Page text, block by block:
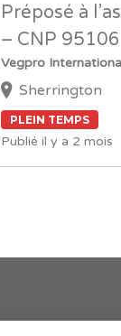
Préposé à
– CNP 95106
Vegpro
Sherrington
PLEIN TEMPS
Publié il y a 2 mois